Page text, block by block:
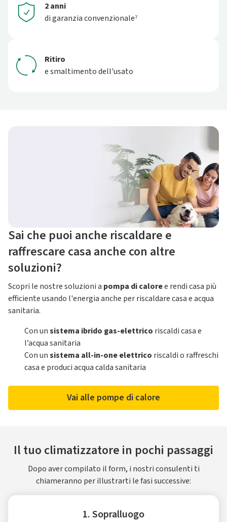
2 anni
di garanzia convenzionale⁷
Ritiro
e smaltimento dell'usato
Sai che puoi anche riscaldare e
raffrescare casa anche con altre
soluzioni?
Scopri le nostre soluzioni a pompa di caloree rendi casa più
efficiente usando l'energia anche per riscaldare casa e acqua
sanitaria.
Con unsistema ibrido gas-elettrico riscaldi casa e
l’acqua sanitaria
Con unsistema all-in-one elettrico riscaldi o raffreschi
casa e produci acqua calda sanitaria
Vai alle pompe di calore
Il tuo climatizzatore in pochi passaggi
Dopo aver compilato il form, i nostri consulenti ti
chiameranno per illustrarti le fasi successive:
1. Sopralluogo